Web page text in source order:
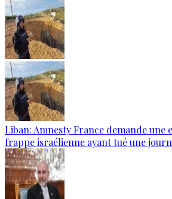
Liban: Amnesty France demande une
frappe israélienne ayant tué une